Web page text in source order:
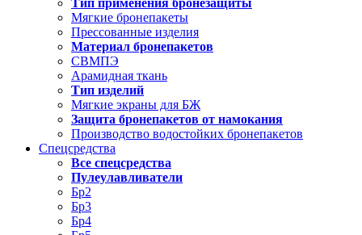
Тип применения бронезащиты
Мягкие бронепакеты
Прессованные изделия
Материал бронепакетов
СВМПЭ
Арамидная ткань
Тип изделий
Мягкие экраны для БЖ
Защита бронепакетов от намокания
Производство водостойких бронепакетов
Спецсредства
Все спецсредства
Пулеулавливатели
Бр2
Бр3
Бр4